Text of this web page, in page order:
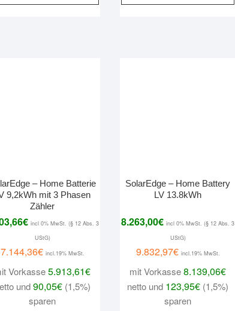
– Home Batterie
9,2kWh mit 3 Phasen
Zähler
€ incl 0% MwSt. (§ 12 Abs. 3
UStG)
7.144,36€ incl.19% MwSt.
Vorkasse5.913,61€
und90,05€(1,5%)
sparen
SolarEdge – Home Battery
LV 13.8kWh
8.263,00€ incl 0% MwSt. (§ 12 Abs. 3
UStG)
9.832,97€ incl.19% MwSt.
mit Vorkasse8.139,06€
netto und 123,95€ (1,5%)
sparen